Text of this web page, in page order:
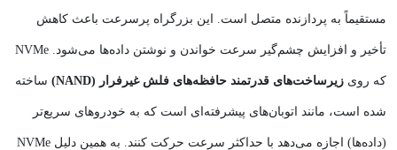
مستقیماً به پردازنده متصل است. این بزرگراه پرسرعت باعث کاهش
تأخیر و افزایش چشم‌گیر سرعت خواندن و نوشتن داده‌ها می‌شود. NVMe
که روی زیرساخت‌های قدرتمند حافظه‌های فلش غیرفرار (NAND) ساخته
شده است، مانند اتوبان‌های پیشرفته‌ای است که به خودروهای سریع‌تر
(داده‌ها) اجازه می‌دهد با حداکثر سرعت حرکت کنند. به همین دلیل NVMe